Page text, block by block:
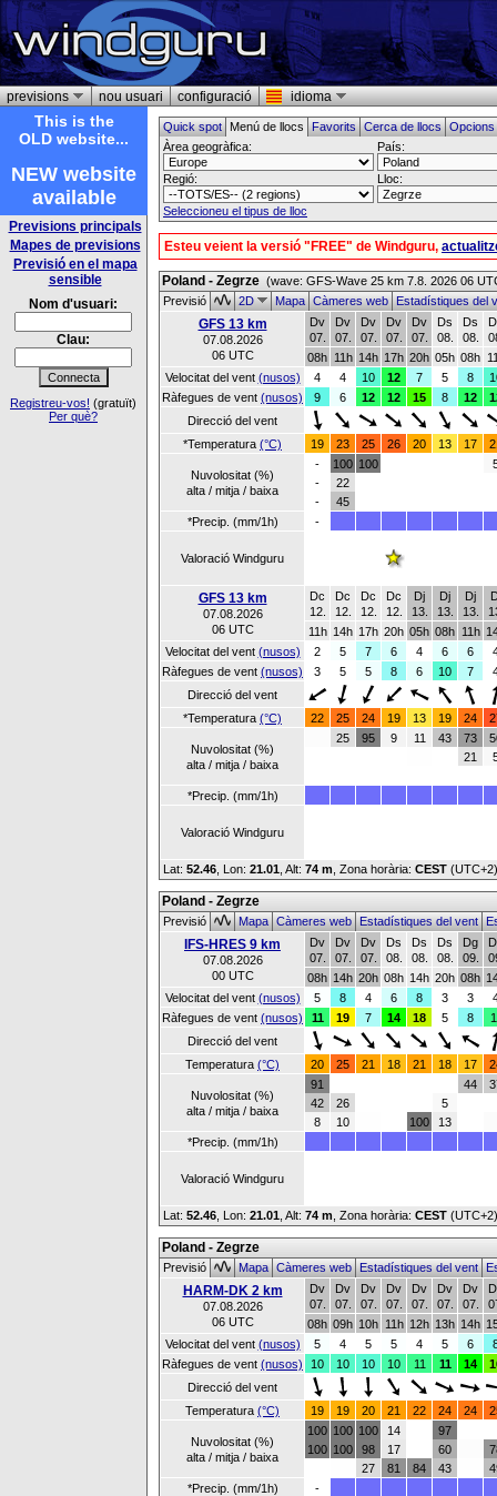
previsions nou usuari configuració idioma
This is the
OLD website...
NEW website
available
Previsions principals
Mapes de previsions
Previsió en el mapa
sensible
Nom d'usuari:
Clau:
Registreu-vos! (gratuït)
Per què?
Quick spot Menú de llocs FavoritsCerca de llocsOpcions
Àrea geogràfica:
País:
Regió: Lloc:
Seleccioneu el tipus de lloc
Esteu veient la versió "FREE" de Windguru,
Poland - Zegrze (wave: GFS-Wave 25 km 7.8. 2026 06
Previsió
2D MapaCàmeres webEstadístiques del
GFS 13 km
07.08.2026
06 UTC
Dv
07.
Dv
07.
Dv
07.
Dv
07.
Dv
07.
Ds
08.
Ds
08.
08h 11h 14h 17h 20h 05h 08h
Velocitat del vent (nusos) 4 4 10 12 7 5 8
Ràfegues de vent (nusos) 9 6 12 12 15 8 12
Direcció del vent
*Temperatura (°C) 19 23 25 26 20 13 17
Nuvolositat (%)
alta / mitja / baixa
-
-
-
100
22
45
100
*Precip. (mm/1h) -
Valoració Windguru
GFS 13 km
07.08.2026
06 UTC
Dc
12.
Dc
12.
Dc
12.
Dc
12.
Dj
13.
Dj
13.
Dj
13.
11h 14h 17h 20h 05h 08h 11h
Velocitat del vent (nusos) 2 5 7 6 4 6 6
Ràfegues de vent (nusos) 3 5 5 8 6 10 7
Direcció del vent
*Temperatura (°C) 22 25 24 19 13 19 24
Nuvolositat (%)
alta / mitja / baixa
25 95 9 11 43
73
21
*Precip. (mm/1h)
Valoració Windguru
Lat: 52.46 , Lon: 21.01 Alt: 74 m , Zona horària: CEST
Poland - Zegrze
Previsió MapaCàmeres webEstadístiques del vent
IFS-HRES 9 km
07.08.2026
00 UTC
Dv
07.
Dv
07.
Dv
07.
Ds
08.
Ds
08.
Ds
08.
Dg
09.
08h 14h 20h 08h 14h 20h 08h
Velocitat del vent (nusos) 5 8 4 6 8 3 3
Ràfegues de vent (nusos) 11 19 7 14 18 5 8
Direcció del vent
Temperatura (°C) 20 25 21 18 21 18 17
Nuvolositat (%)
alta / mitja / baixa
91
42
8
26
10
100
5
13
44
*Precip. (mm/1h)
Valoració Windguru
Lat: 52.46 , Lon: 21.01 Alt: 74 m , Zona horària: CEST
Poland - Zegrze
Previsió MapaCàmeres webEstadístiques del vent
HARM-DK 2 km
07.08.2026
06 UTC
Dv
07.
Dv
07.
Dv
07.
Dv
07.
Dv
07.
Dv
07.
Dv
07.
08h 09h 10h 11h 12h 13h 14h
Velocitat del vent (nusos) 5 4 5 5 4 5 6
Ràfegues de vent (nusos) 10 10 10 10 11 11 14
Direcció del vent
Temperatura (°C) 19 19 20 21 22 24 24
Nuvolositat (%)
alta / mitja / baixa
100
100
100
100
100
98
27
14
17
81
84
97
60
43
*Precip. (mm/1h)
-